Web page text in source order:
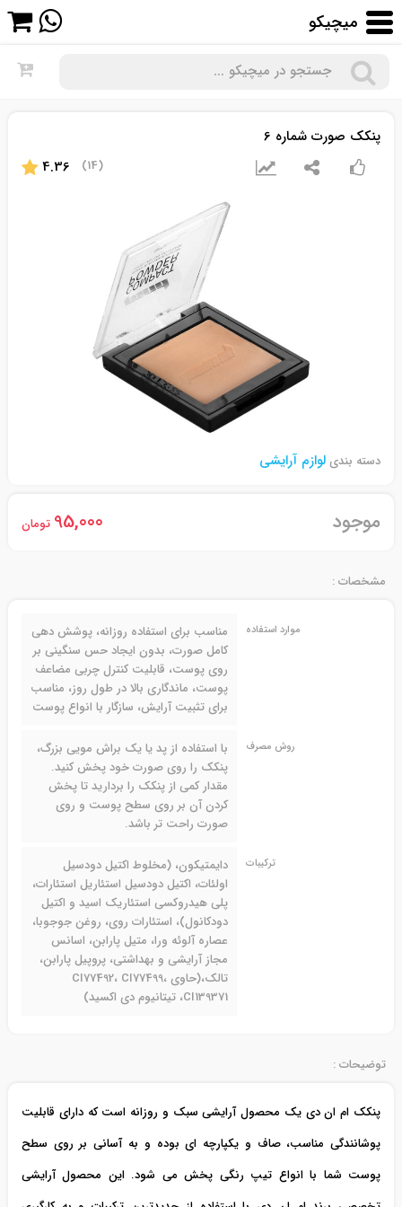
میچیکو
جستجو در میچیکو ...
پنکک صورت شماره 6
4.36
(14)
دسته بندیلوازم آرایشی
موجود 95,000 تومان
مشخصات :
موارد استفاده
مناسب برای استفاده روزانه، پوشش دهی
کامل صورت، بدون ایجاد حس سنگینی بر
روی پوست، قابلیت کنترل چربی مضاعف
پوست، ماندگاری بالا در طول روز، مناسب
برای تثبیت آرایش، سازگار با انواع پوست
روش مصرف
با استفاده از پد یا یک براش مویی بزرگ،
پنکک را روی صورت خود پخش کنید.
مقدار کمی از پنکک را بردارید تا پخش
کردن آن بر روی سطح پوست و روی
صورت راحت تر باشد.
ترکیبات
دایمتیکون، (مخلوط اکتیل دودسیل
اولئات، اکتیل دودسیل استئاریل استئارات،
پلی هیدروکسی استئاریک اسید و اکتیل
دودکانول)، استئارات روی، روغن جوجوبا،
عصاره آلوئه ورا، متیل پارابن، اسانس
مجاز آرایشی و بهداشتی، پروپیل پارابن،
تالک،(حاوی CI77492، CI77499،
CI139371، تیتانیوم دی اکسید)
توضیحات :
پنکک ام ان دی یک محصول آرایشی سبک و روزانه است که دارای قابلیت
پوشانندگی مناسب، صاف و یکپارچه ای بوده و به آسانی بر روی سطح
پوست شما با انواع تیپ رنگی پخش می شود. این محصول آرایشی